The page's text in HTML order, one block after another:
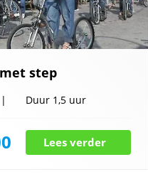
step
Duur 1,5 uur
Lees verder